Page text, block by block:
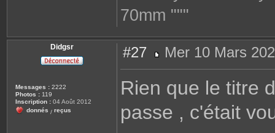
70mm """
Didgsr
Messages : 2222
Photos : 119
Inscription : 04 Août 2012
donnés / reçus
#27
e
Mer 10 Mars
Rien que le titre
passe , c'était